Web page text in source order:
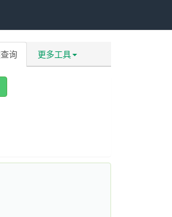
询 更多工具